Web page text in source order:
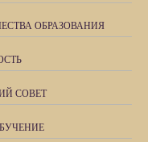
ОБРАЗОВАНИЯ
СОВЕТ